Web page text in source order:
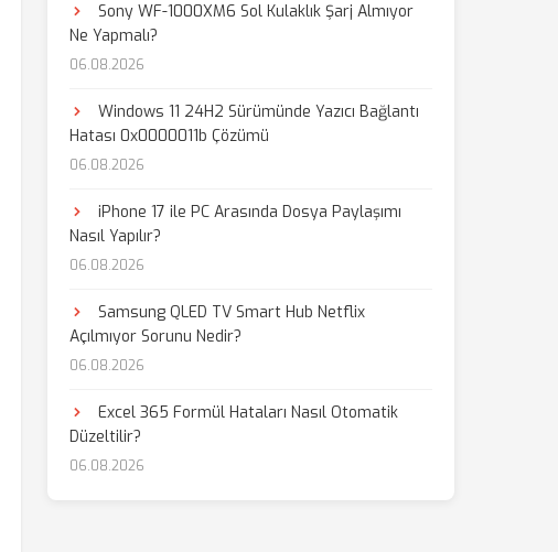
Sony WF-1000XM6 Sol Kulaklık Şarj Almıyor
Ne Yapmalı?
06.08.2026
Windows 11 24H2 Sürümünde Yazıcı Bağlantı
Hatası 0x0000011b Çözümü
06.08.2026
iPhone 17 ile PC Arasında Dosya Paylaşımı
Nasıl Yapılır?
06.08.2026
Samsung QLED TV Smart Hub Netflix
Açılmıyor Sorunu Nedir?
06.08.2026
Excel 365 Formül Hataları Nasıl Otomatik
Düzeltilir?
06.08.2026